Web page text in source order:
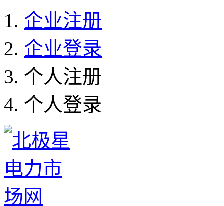
企业注册
企业登录
个人注册
个人登录